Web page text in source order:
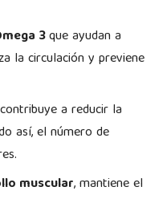
3que ayudan a
la circulación y previene
a reducir la
así, el número de
muscular, mantiene el